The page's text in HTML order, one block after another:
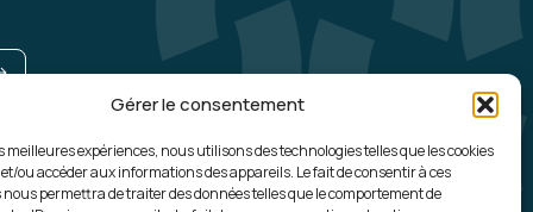
Gérer le consentement
meilleures expériences, nous utilisons des technologies telles que les cookies
ou accéder aux informations des appareils. Le fait de consentir à ces
permettra de traiter des données telles que le comportement de
à l'écoute
UNE QUESTION, UN RENSEIGNEMENT ?
Contactez-nous